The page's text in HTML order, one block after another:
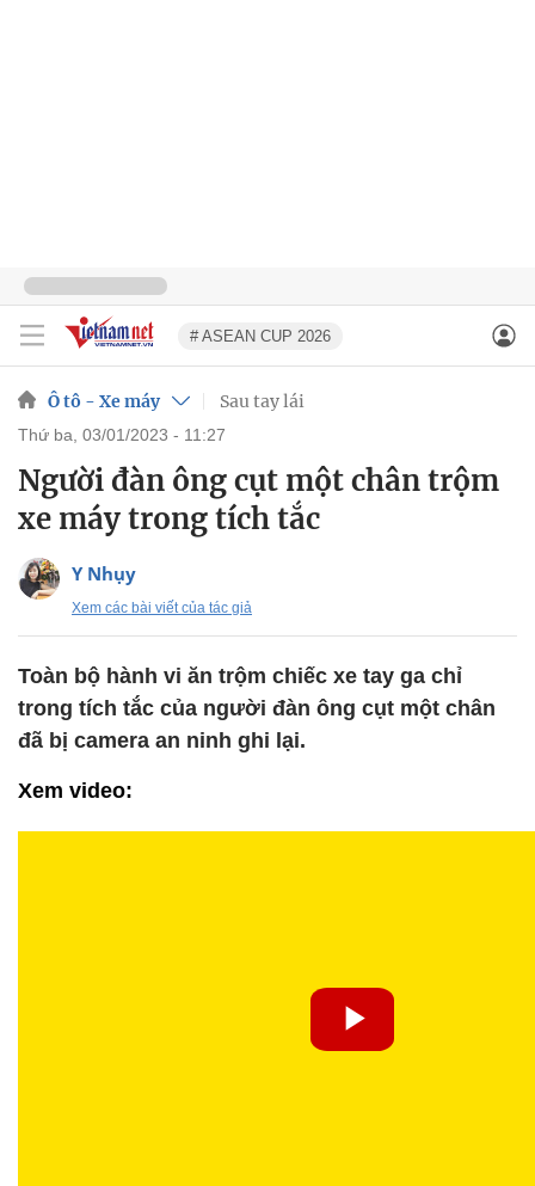
# ASEAN CUP 2026
Ô tô - Xe máy Sau tay lái
thứ ba, 03/01/2023 - 11:27
Người đàn ông cụt một chân trộm
xe máy trong tích tắc
Y Nhụy
Xem các bài viết của tác giả
Toàn bộ hành vi ăn trộm chiếc xe tay ga chỉ
trong tích tắc của người đàn ông cụt một chân
đã bị camera an ninh ghi lại.
Xem video: